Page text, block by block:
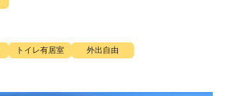
トイレ有居室 外出自由